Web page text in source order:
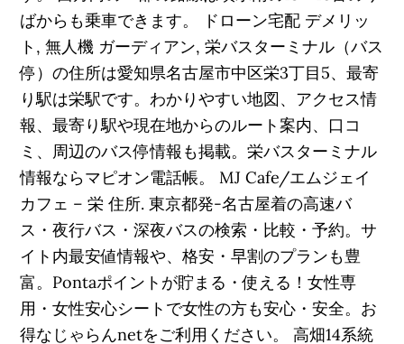
ばからも乗車できます。 ドローン宅配 デメリッ
ト, 無人機 ガーディアン, 栄バスターミナル（バス
停）の住所は愛知県名古屋市中区栄3丁目5、最寄
り駅は栄駅です。わかりやすい地図、アクセス情
報、最寄り駅や現在地からのルート案内、口コ
ミ、周辺のバス停情報も掲載。栄バスターミナル
情報ならマピオン電話帳。 MJ Cafe/エムジェイ
カフェ – 栄 住所. 東京都発-名古屋着の高速バ
ス・夜行バス・深夜バスの検索・比較・予約。サ
イト内最安値情報や、格安・早割のプランも豊
富。Pontaポイントが貯まる・使える！女性専
用・女性安心シートで女性の方も安心・安全。お
得なじゃらんnetをご利用ください。 高畑14系統